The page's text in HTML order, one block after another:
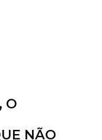
O
NÃO